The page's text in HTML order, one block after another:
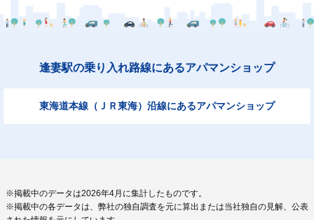
逢妻駅の乗り入れ路線にあるアパマンショップ
東海道本線（ＪＲ東海）沿線にあるアパマンショップ
※掲載中のデータは2026年4月に集計したものです。
※掲載中の各データは、弊社の独自調査を元に算出または当社独自の見解、公表